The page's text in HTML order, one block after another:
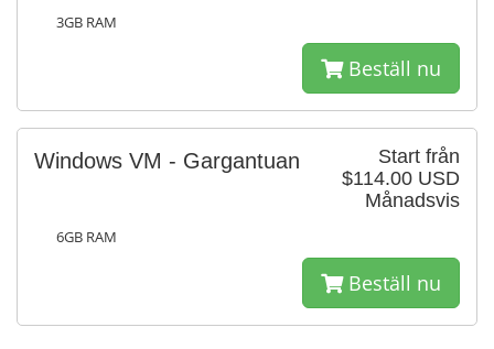
3GB RAM
Beställ nu
Start från
$114.00 USD
Månadsvis
Windows VM - Gargantuan
6GB RAM
Beställ nu